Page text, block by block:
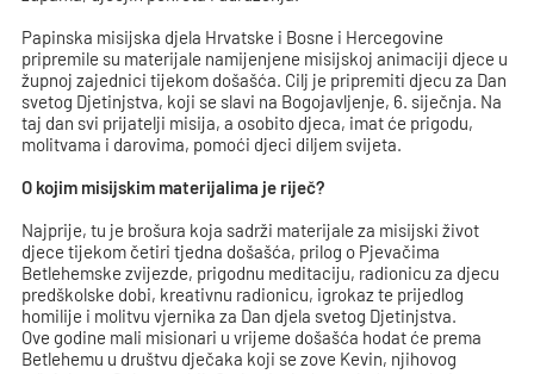
Papinska misijska djela Hrvatske i Bosne i Hercegovine
pripremile su materijale namijenjene misijskoj animaciji djece u
župnoj zajednici tijekom došašća. Cilj je pripremiti djecu za Dan
svetog Djetinjstva, koji se slavi na Bogojavljenje, 6. siječnja. Na
taj dan svi prijatelji misija, a osobito djeca, imat će prigodu,
molitvama i darovima, pomoći djeci diljem svijeta.
O kojim misijskim materijalima je riječ?
Najprije, tu je brošura koja sadrži materijale za misijski život
djece tijekom četiri tjedna došašća, prilog o Pjevačima
Betlehemske zvijezde, prigodnu meditaciju, radionicu za djecu
predškolske dobi, kreativnu radionicu, igrokaz te prijedlog
homilije i molitvu vjernika za Dan djela svetog Djetinjstva.
Ove godine mali misionari u vrijeme došašća hodat će prema
Betlehemu u društvu dječaka koji se zove Kevin, njihovog